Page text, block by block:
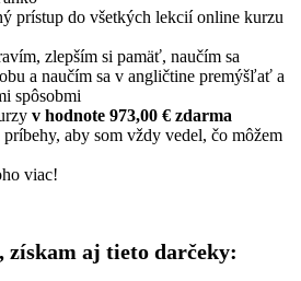
prístup do všetkých lekcií online kurzu
zlepším si pamäť, naučím sa
a naučím sa v angličtine premýšľať a
spôsobmi
v hodnote 973,00 € zdarma
aby som vždy vedel, čo môžem
viac!
získam aj tieto darčeky: